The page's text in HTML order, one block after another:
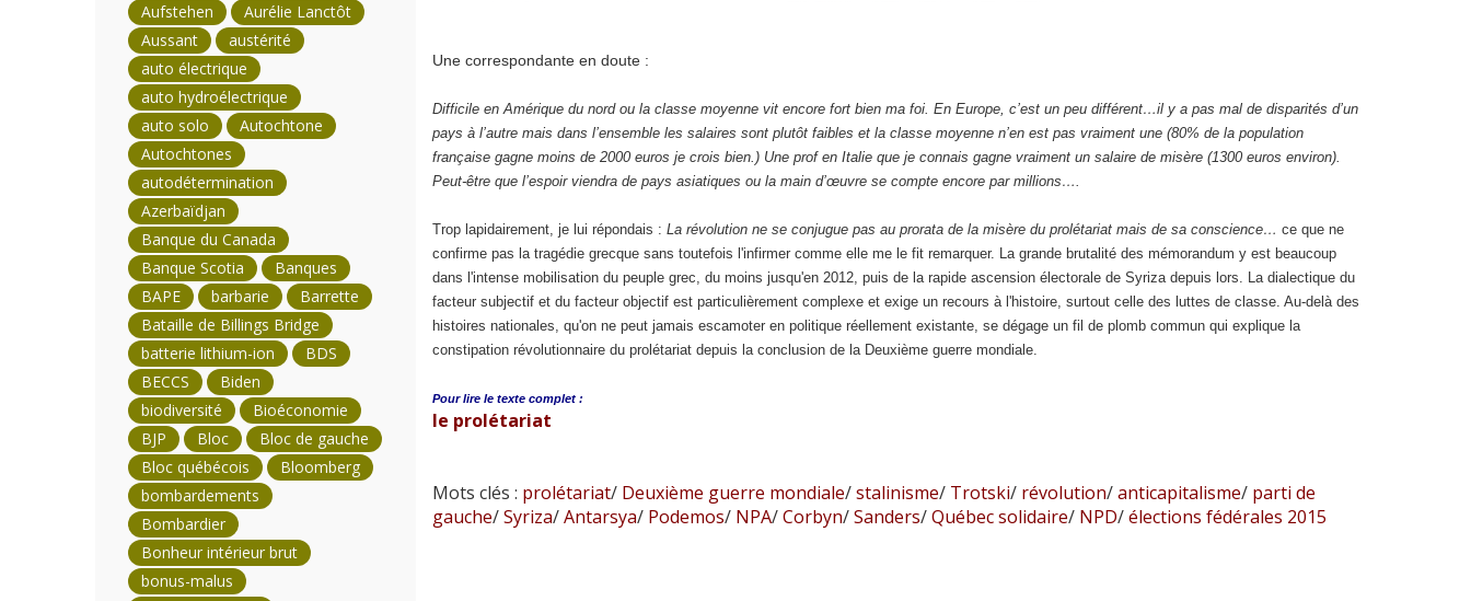
Une correspondante en doute :
Difficile en Amérique du nord ou la classe moyenne vit encore fort bien ma foi. En Europe, c’est un peu différent…il y a pas mal de disparités d’un
pays à l’autre mais dans l’ensemble les salaires sont plutôt faibles et la classe moyenne n’en est pas vraiment une (80% de la population
française gagne moins de 2000 euros je crois bien.) Une prof en Italie que je connais gagne vraiment un salaire de misère (1300 euros environ).
Peut-être que l’espoir viendra de pays asiatiques ou la main d’œuvre se compte encore par millions….
Trop lapidairement, je lui répondais : La révolution ne se conjugue pas au prorata de la misère du prolétariat mais de sa conscience… ce que ne
confirme pas la tragédie grecque sans toutefois l'infirmer comme elle me le fit remarquer. La grande brutalité des mémorandum y est beaucoup
dans l'intense mobilisation du peuple grec, du moins jusqu'en 2012, puis de la rapide ascension électorale de Syriza depuis lors. La dialectique du
facteur subjectif et du facteur objectif est particulièrement complexe et exige un recours à l'histoire, surtout celle des luttes de classe. Au-delà des
histoires nationales, qu'on ne peut jamais escamoter en politique réellement existante, se dégage un fil de plomb commun qui explique la
constipation révolutionnaire du prolétariat depuis la conclusion de la Deuxième guerre mondiale.
Pour lire le texte complet :
le prolétariat
Mots clés : prolétariat/Deuxième guerre mondiale/stalinisme/Trotski/révolution/anticapitalisme/parti de
gauche/Syriza/Antarsya/Podemos/NPA/Corbyn/Sanders/Québec solidaire/NPD/élections fédérales 2015
Aufstehen
Aurélie Lanctôt
Aussant
austérité
auto électrique
auto hydroélectrique
auto solo
Autochtone
Autochtones
autodétermination
Azerbaïdjan
Banque du Canada
Banque Scotia
Banques
BAPE
barbarie
Barrette
Bataille de Billings Bridge
batterie lithium-ion
BDS
BECCS
Biden
biodiversité
Bioéconomie
BJP
Bloc
Bloc de gauche
Bloc québécois
Bloomberg
bombardements
Bombardier
Bonheur intérieur brut
bonus-malus